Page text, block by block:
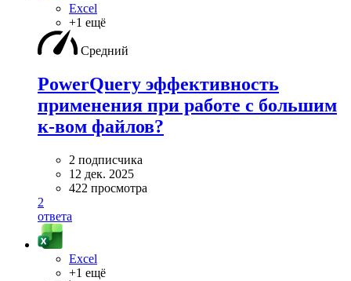
Excel
+1 ещё
Средний
PowerQuery эффективность
применения при работе с большим
к-вом файлов?
2 подписчика
12 дек. 2025
422 просмотра
2
ответа
Excel
+1 ещё